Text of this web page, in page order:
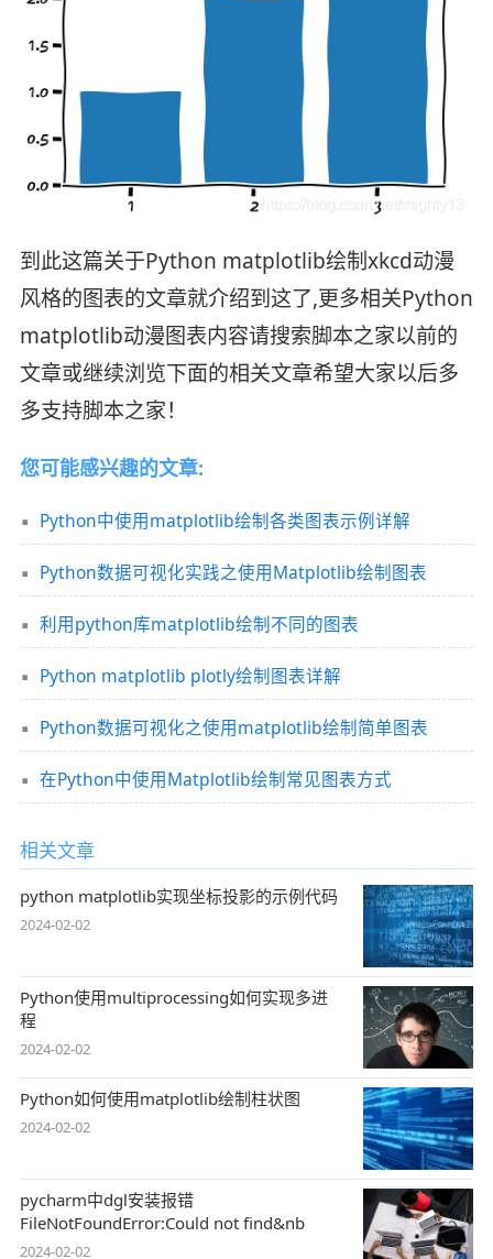
到此这篇关于Python matplotlib绘制xkcd动漫
风格的图表的文章就介绍到这了,更多相关Python
matplotlib动漫图表内容请搜索脚本之家以前的
文章或继续浏览下面的相关文章希望大家以后多
多支持脚本之家！
您可能感兴趣的文章:
Python中使用matplotlib绘制各类图表示例详解
Python数据可视化实践之使用Matplotlib绘制图表
利用python库matplotlib绘制不同的图表
Python matplotlib plotly绘制图表详解
Python数据可视化之使用matplotlib绘制简单图表
在Python中使用Matplotlib绘制常见图表方式
相关文章
python matplotlib实现坐标投影的示例代码
2024-02-02
Python使用multiprocessing如何实现多进
程
2024-02-02
Python如何使用matplotlib绘制柱状图
2024-02-02
pycharm中dgl安装报错
FileNotFoundError:Could not find&nb
2024-02-02